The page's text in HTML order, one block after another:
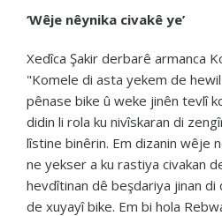
‘Wêje nêynika civakê ye’
Xedîca Şakir derbarê armanca
"Komele di asta yekem de
pênase bike û weke jinên tevlî
didin li rola ku nivîskaran di
lîstine binêrin. Em dizanin wêje
ne yekser a ku rastiya civakan
hevdîtinan dê beşdariya jinan
de xuyayî bike. Em bi hola